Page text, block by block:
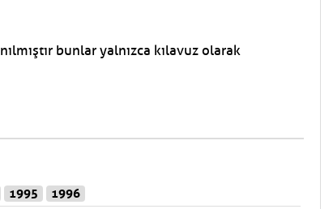
bunlar yalnızca kılavuz olarak
1995
1996